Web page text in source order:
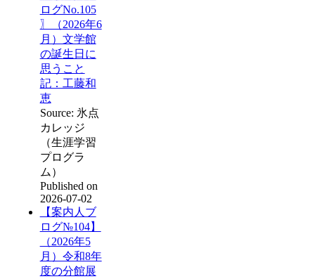
ログNo.105
〗（2026年6
月）文学館
の誕生日に
思うこと
記：工藤和
恵
Source: 氷点
カレッジ
（生涯学習
プログラ
ム）
Published on
2026-07-02
【案内人ブ
ログ№104】
（2026年5
月）令和8年
度の分館展